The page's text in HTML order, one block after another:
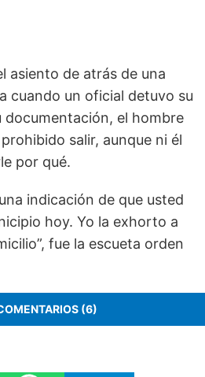
asiento de atrás de una
cuando un oficial detuvo su
documentación, el hombre
salir, aunque ni él
por qué.
indicación de que usted
hoy. Yo la exhorto a
fue la escueta orden
(6)